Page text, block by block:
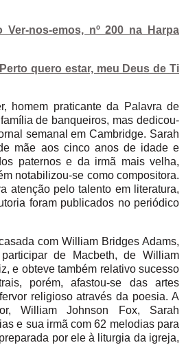
nos-emos, nº 200 na Harpa
quero estar, meu Deus de Ti
homem praticante da Palavra de
de banqueiros, mas dedicou-
semanal em Cambridge. Sarah
mãe aos cinco anos de idade e
paternos e da irmã mais velha,
notabilizou-se como compositora.
atenção pelo talento em literatura,
foram publicados no periódico
com William Bridges Adams,
de Macbeth, de William
e obteve também relativo sucesso
porém, afastou-se das artes
religioso através da poesia. A
William Johnson Fox, Sarah
e sua irmã com 62 melodias para
por ele à liturgia da igreja,